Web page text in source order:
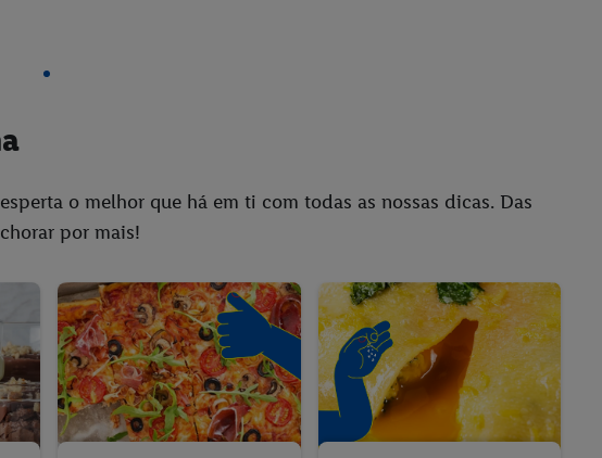
o melhor que há em ti com todas as nossas dicas. Das
por mais!